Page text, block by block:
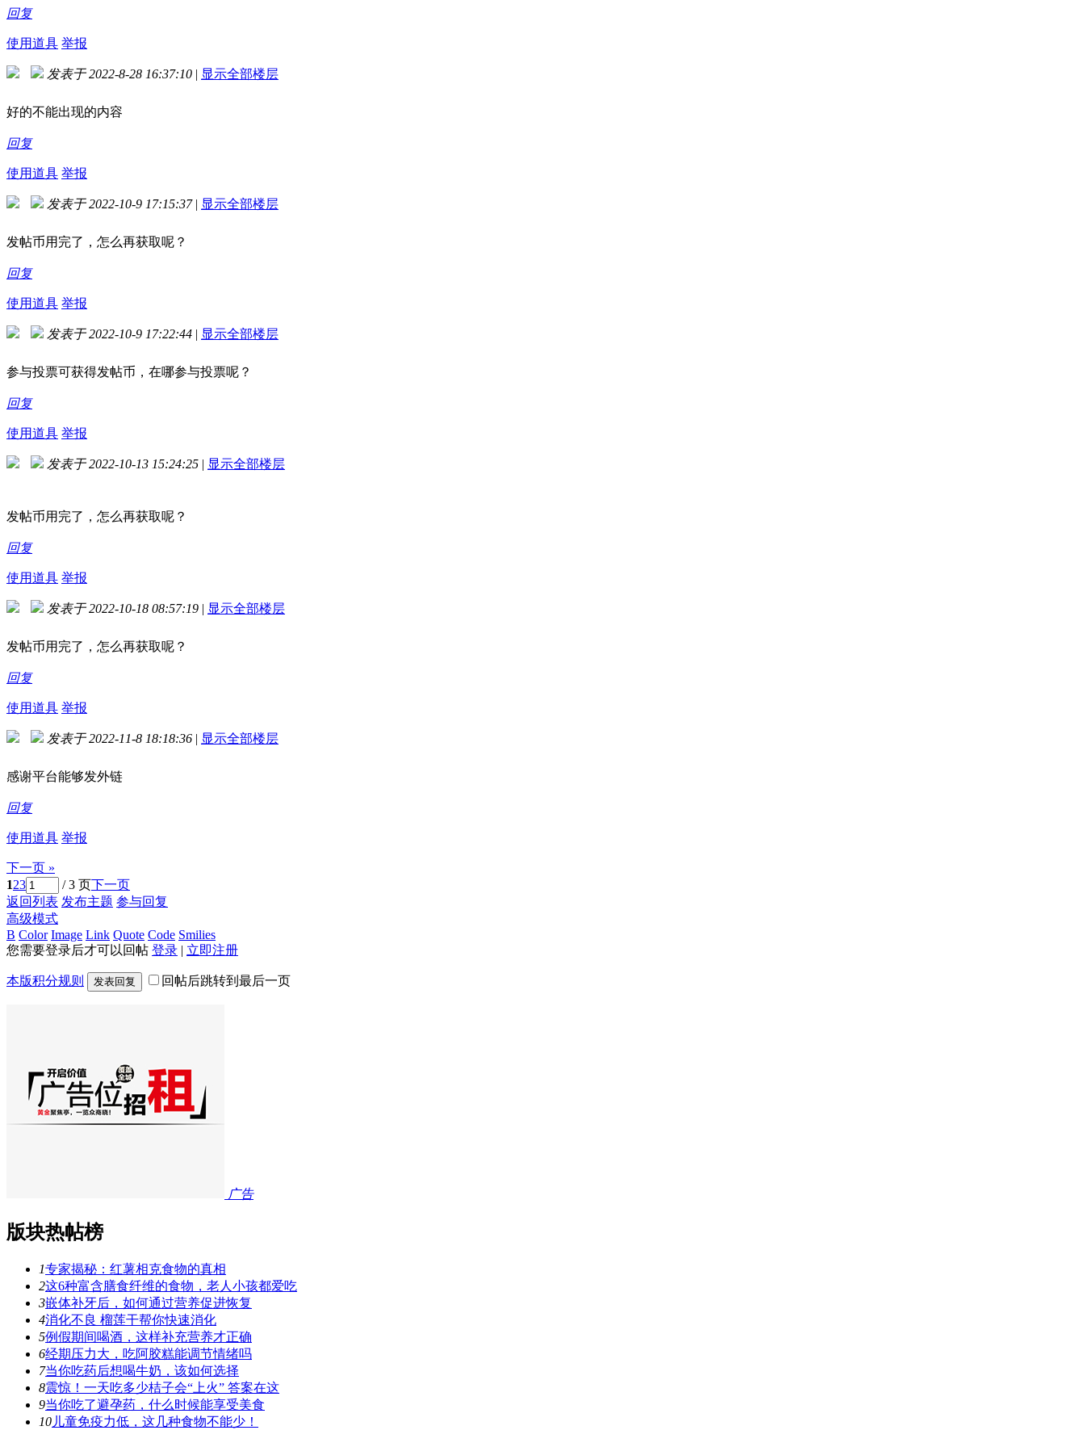
回复
使用道具 举报
发表于 2022-8-28 16:37:10 | 显示全部楼层
好的不能出现的内容
回复
使用道具 举报
发表于 2022-10-9 17:15:37 | 显示全部楼层
发帖币用完了，怎么再获取呢？
回复
使用道具 举报
发表于 2022-10-9 17:22:44 | 显示全部楼层
参与投票可获得发帖币，在哪参与投票呢？
回复
使用道具 举报
发表于 2022-10-13 15:24:25 | 显示全部楼层
发帖币用完了，怎么再获取呢？
回复
使用道具 举报
发表于 2022-10-18 08:57:19 | 显示全部楼层
发帖币用完了，怎么再获取呢？
回复
使用道具 举报
发表于 2022-11-8 18:18:36 | 显示全部楼层
感谢平台能够发外链
回复
使用道具 举报
下一页 »
123 / 3 页下一页
返回列表 发布主题 参与回复
高级模式
B Color Image Link Quote Code Smilies
您需要登录后才可以回帖 登录 | 立即注册
本版积分规则 发表回复 回帖后跳转到最后一页
广告
版块热帖榜
1专家揭秘：红薯相克食物的真相
2这6种富含膳食纤维的食物，老人小孩都爱吃
3嵌体补牙后，如何通过营养促进恢复
4消化不良 榴莲干帮你快速消化
5例假期间喝酒，这样补充营养才正确
6经期压力大，吃阿胶糕能调节情绪吗
7当你吃药后想喝牛奶，该如何选择
8震惊！一天吃多少桔子会“上火” 答案在这
9当你吃了避孕药，什么时候能享受美食
10 儿童免疫力低，这几种食物不能少！